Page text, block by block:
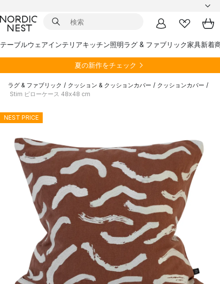
テーブルウェアインテリアキッチン照明ラグ & ファブリック家具新着
夏の新作をチェック
ラグ & ファブリック / クッション & クッションカバー / クッションカバー /
Stim ピローケース 48x48 cm
NEST PRICE